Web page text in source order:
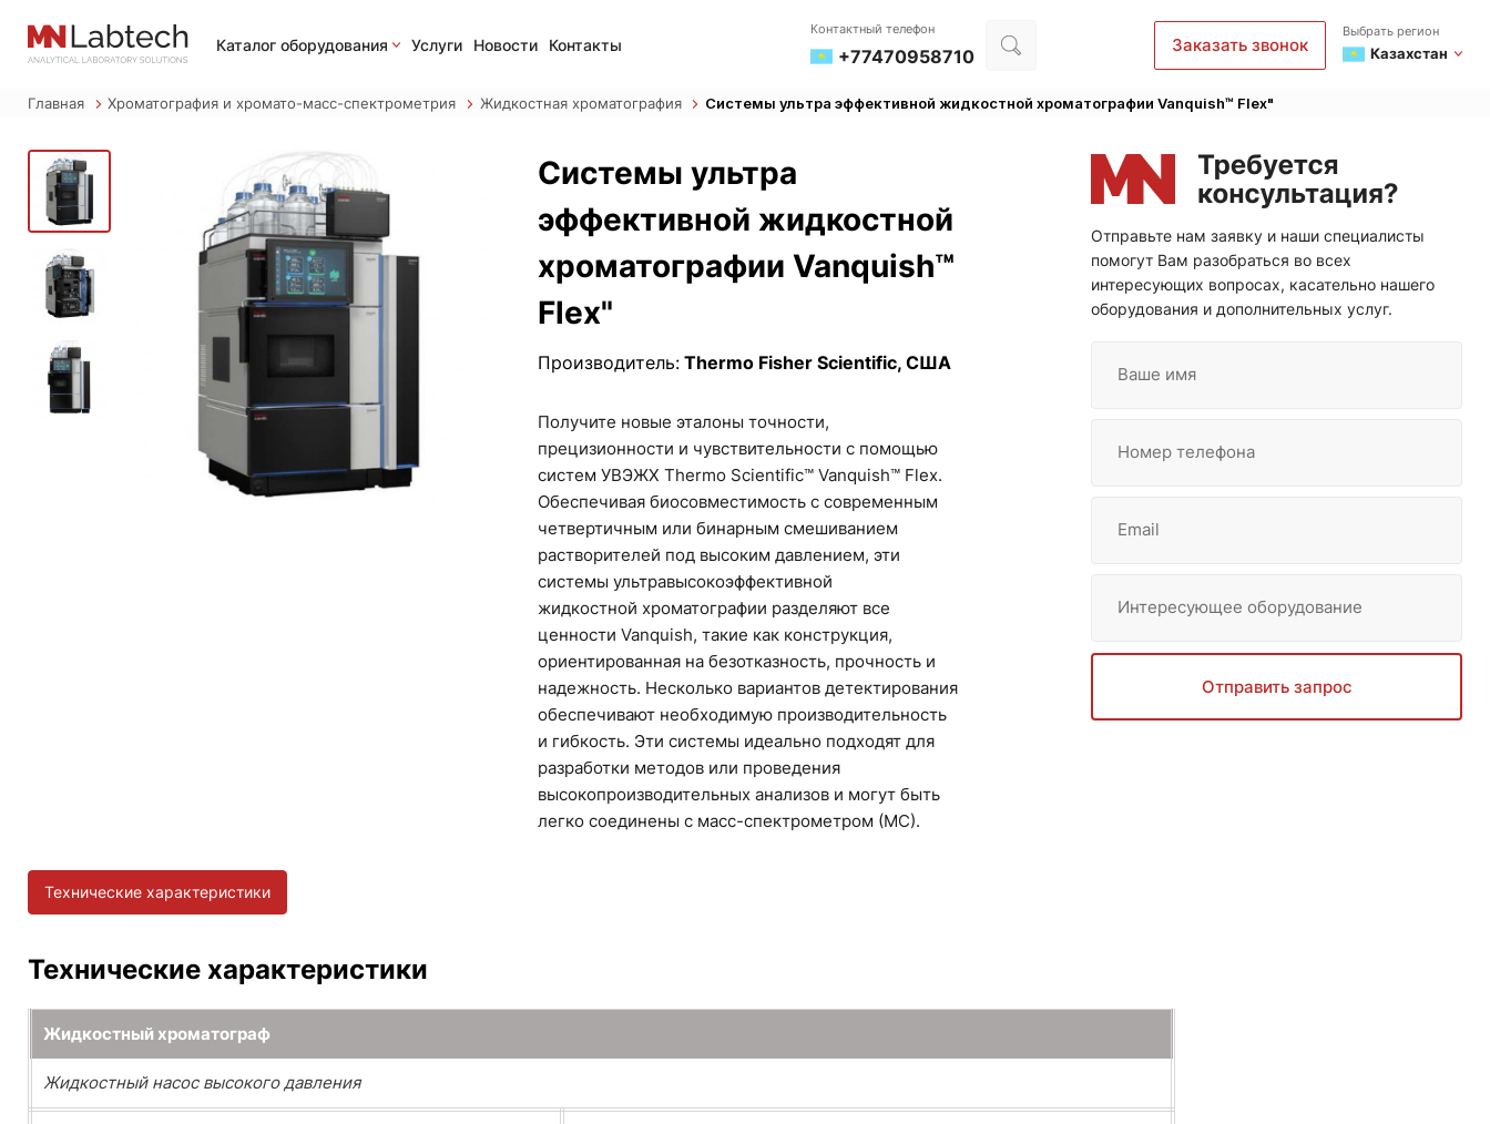
Каталог оборудования Услуги Новости Контакты
Контактный телефон
+77470958710
Заказать звонок
Выбрать регион
Казахстан
Главная Хроматография и хромато-масс-спектрометрия Жидкостная хроматография Системы ультра эффективной жидкостной хроматографии Vanquish™ Flex"
Системы ультра
эффективной жидкостной
хроматографии Vanquish™
Flex"
Производитель: Thermo Fisher Scientific, США
Получите новые эталоны точности,
прецизионности и чувствительности с помощью
систем УВЭЖХ Thermo Scientific™ Vanquish™ Flex.
Обеспечивая биосовместимость с современным
четвертичным или бинарным смешиванием
растворителей под высоким давлением, эти
системы ультравысокоэффективной
жидкостной хроматографии разделяют все
ценности Vanquish, такие как конструкция,
ориентированная на безотказность, прочность и
надежность. Несколько вариантов детектирования
обеспечивают необходимую производительность
и гибкость. Эти системы идеально подходят для
разработки методов или проведения
высокопроизводительных анализов и могут быть
легко соединены с масс-спектрометром (МС).
Отправьте нам заявку и наши специалисты
помогут Вам разобраться во всех
интересующих вопросах, касательно нашего
оборудования и дополнительных услуг.
Ваше имя
Номер телефона
Email
Интересующее оборудование
Отправить запрос
Технические характеристики
Технические характеристики
Жидкостный хроматограф
Жидкостный насос высокого давления